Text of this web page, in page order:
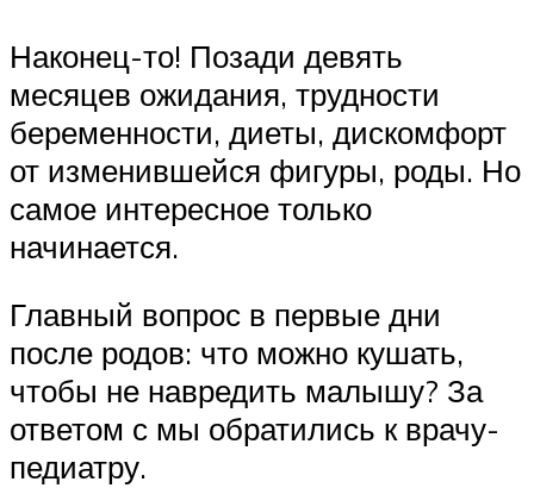
Наконец-то! Позади девять
месяцев ожидания, трудности
беременности, диеты, дискомфорт
от изменившейся фигуры, роды. Но
самое интересное только
начинается.
Главный вопрос в первые дни
после родов: что можно кушать,
чтобы не навредить малышу? За
ответом с мы обратились к врачу-
педиатру.